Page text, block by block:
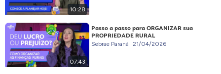
10:28
07:43
Passo a passo para ORGANIZAR sua
PROPRIEDADE RURAL
Sebrae Paraná 21/04/2026